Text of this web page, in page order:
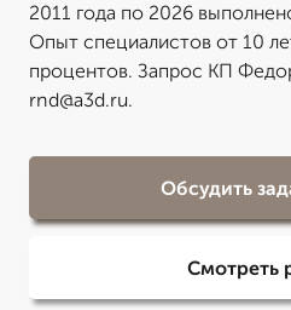
2011 года по 2026
Опыт специалистов от 10
процентов. Запрос КП
rnd@a3d.ru.
Обсудить
Смотреть